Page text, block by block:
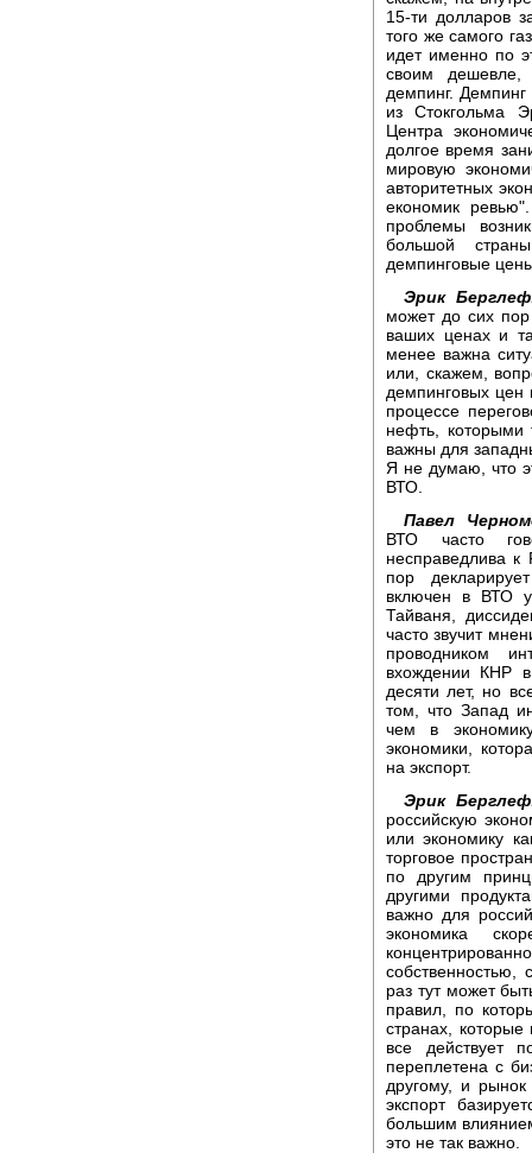
15-ти долларов
того же самого
идет именно по
своим
демпинг.
из Стокгольма
Центра
долгое время
мировую
авторитетных
економик
проблемы
большой
демпинговые
Эрик
может до сих
ваших ценах и
менее важна
или, скажем,
демпинговых цен
процессе
нефть, которыми
важны для
Я не думаю, что
ВТО.
Павел
ВТО часто
несправедлива
пор
включен в ВТО
Тайваня,
часто звучит
проводником
вхождении КНР в
десяти лет, но
том, что Запад
чем в
экономики,
на экспорт.
Эрик
российскую
или экономику
торговое
по другим
другими
важно для
экономика
раз тут может
правил, по
странах,
все действует
переплетена с
другому, и
экспорт
большим
это не так важно.